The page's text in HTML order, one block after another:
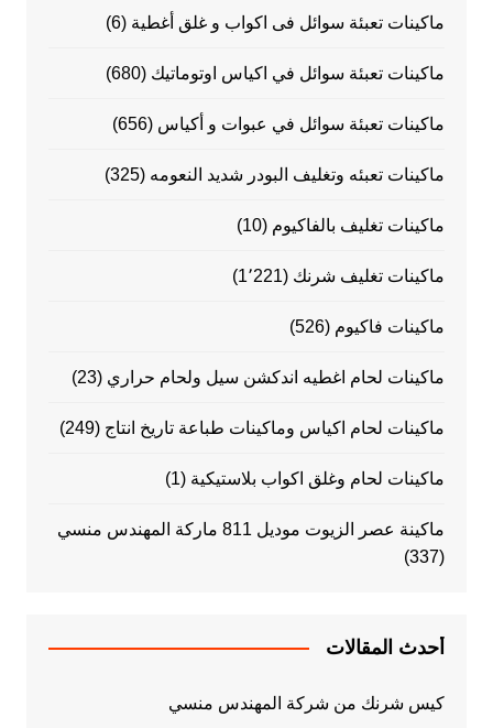
ماكينات تعبئة سوائل فى اكواب و غلق أغطية (6)
ماكينات تعبئة سوائل في اكياس اوتوماتيك (680)
ماكينات تعبئة سوائل في عبوات و أكياس (656)
ماكينات تعبئه وتغليف البودر شديد النعومه (325)
ماكينات تغليف بالفاكيوم (10)
ماكينات تغليف شرنك (1٬221)
ماكينات فاكيوم (526)
ماكينات لحام اغطيه اندكشن سيل ولحام حراري (23)
ماكينات لحام اكياس وماكينات طباعة تاريخ انتاج (249)
ماكينات لحام وغلق اكواب بلاستيكية (1)
ماكينة عصر الزيوت موديل 811 ماركة المهندس منسي
(337)
أحدث المقالات
كيس شرنك من شركة المهندس منسي